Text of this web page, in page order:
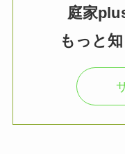
庭家
もっと